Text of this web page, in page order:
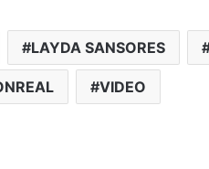
LAYDA SANSORES
VIDEO